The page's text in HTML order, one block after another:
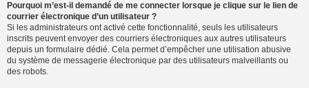
Pourquoi m’est-il demandé de me connecter lorsque je clique sur le lien de
courrier électronique d’un utilisateur ?
Si les administrateurs ont activé cette fonctionnalité, seuls les utilisateurs
inscrits peuvent envoyer des courriers électroniques aux autres utilisateurs
depuis un formulaire dédié. Cela permet d’empêcher une utilisation abusive
du système de messagerie électronique par des utilisateurs malveillants ou
des robots.